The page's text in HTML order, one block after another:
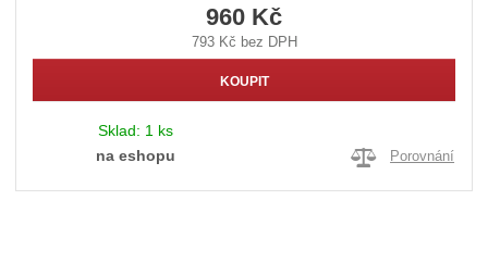
960 Kč
793 Kč bez DPH
KOUPIT
Sklad: 1 ks
na eshopu
Porovnání